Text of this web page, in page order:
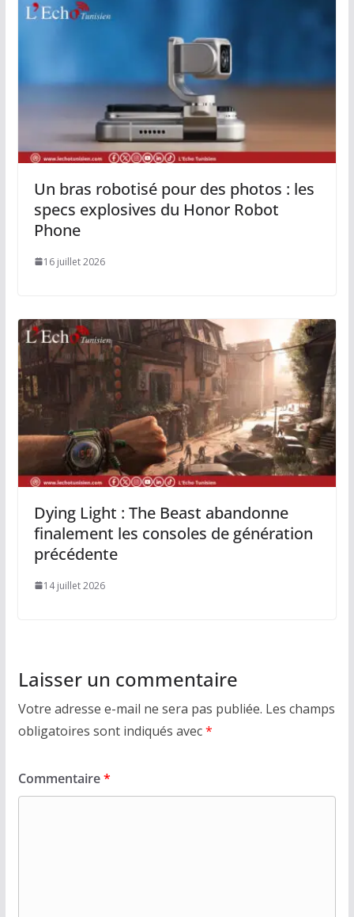
Un bras robotisé pour des photos : les
specs explosives du Honor Robot
Phone
16 juillet 2026
Dying Light : The Beast abandonne
finalement les consoles de génération
précédente
14 juillet 2026
Laisser un commentaire
Votre adresse e-mail ne sera pas publiée. Les champs
obligatoires sont indiqués avec*
Commentaire*